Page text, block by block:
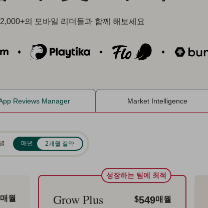
의 모바일 리더들과 함께 해보세요
Reviews Manager Market Intelligence
매년 2개월 절약
매월
성장하는 팀에 최적
Grow Plus $549매월